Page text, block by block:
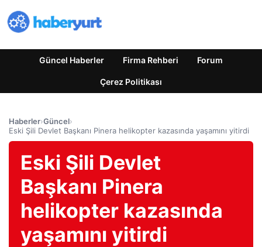
Güncel Haberler Firma Rehberi Forum
Çerez Politikası
Haberler›Güncel›
Eski Şili Devlet Başkanı Pinera helikopter kazasında yaşamını yitirdi
Eski Şili Devlet
Başkanı Pinera
helikopter kazasında
yaşamını yitirdi